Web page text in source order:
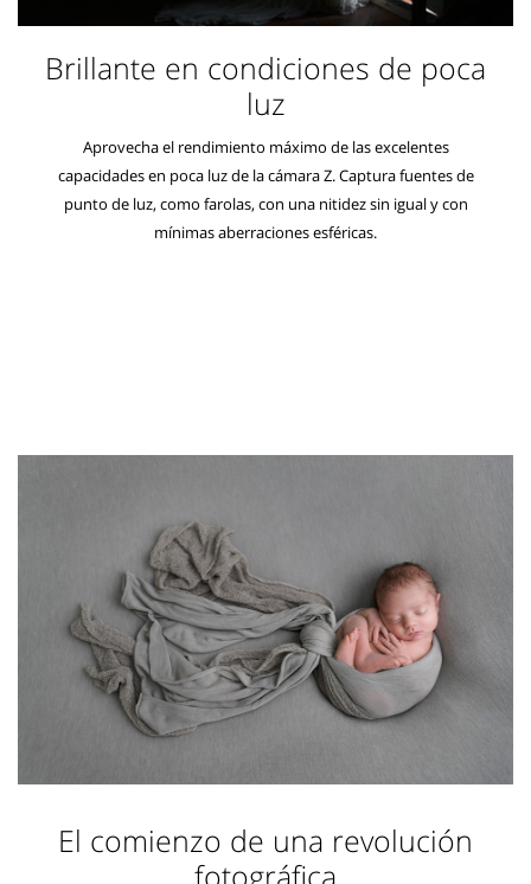
Brillante en condiciones de poca
luz
Aprovecha el rendimiento máximo de las excelentes
capacidades en poca luz de la cámara Z. Captura fuentes de
punto de luz, como farolas, con una nitidez sin igual y con
mínimas aberraciones esféricas.
El comienzo de una revolución